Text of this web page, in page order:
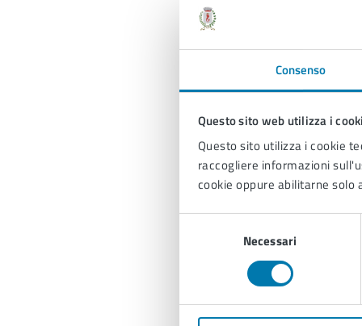
Consenso
Questo sito web utilizza i
Questo sito utilizza i cookie
raccogliere informazioni
cookie oppure abilitarne solo
Necessari